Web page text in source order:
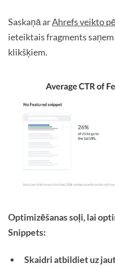
Saskaņā arAhrefs veikto
ieteiktais fragments
klikšķiem.
Optimizēšanas soļi, lai
Snippets:
Skaidri atbildiet uz